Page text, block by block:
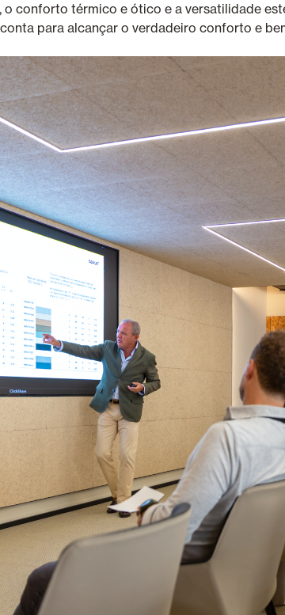
o conforto térmico e ótico e a versatilidade
para alcançar o verdadeiro conforto e